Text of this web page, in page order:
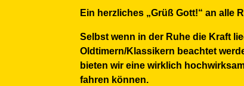
Ein herzliches „Grüß Gott!“ an alle
Selbst wenn in der Ruhe die Kraft
Oldtimern/Klassikern beachtet
bieten wir eine wirklich
fahren können.